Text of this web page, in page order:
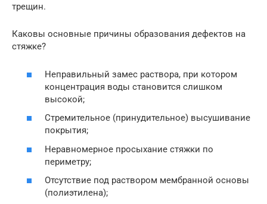
трещин.
Каковы основные причины образования дефектов на
стяжке?
Неправильный замес раствора, при котором
концентрация воды становится слишком
высокой;
Стремительное (принудительное) высушивание
покрытия;
Неравномерное просыхание стяжки по
периметру;
Отсутствие под раствором мембранной основы
(полиэтилена);